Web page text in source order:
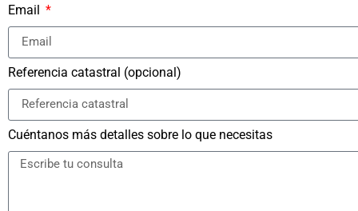
Email
Referencia catastral (opcional)
Cuéntanos más detalles sobre lo que necesitas